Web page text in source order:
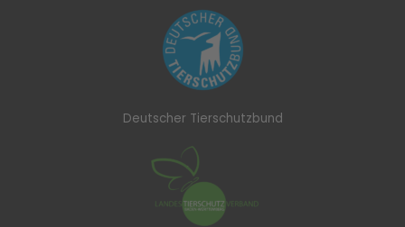
Deutscher Tierschutzbund